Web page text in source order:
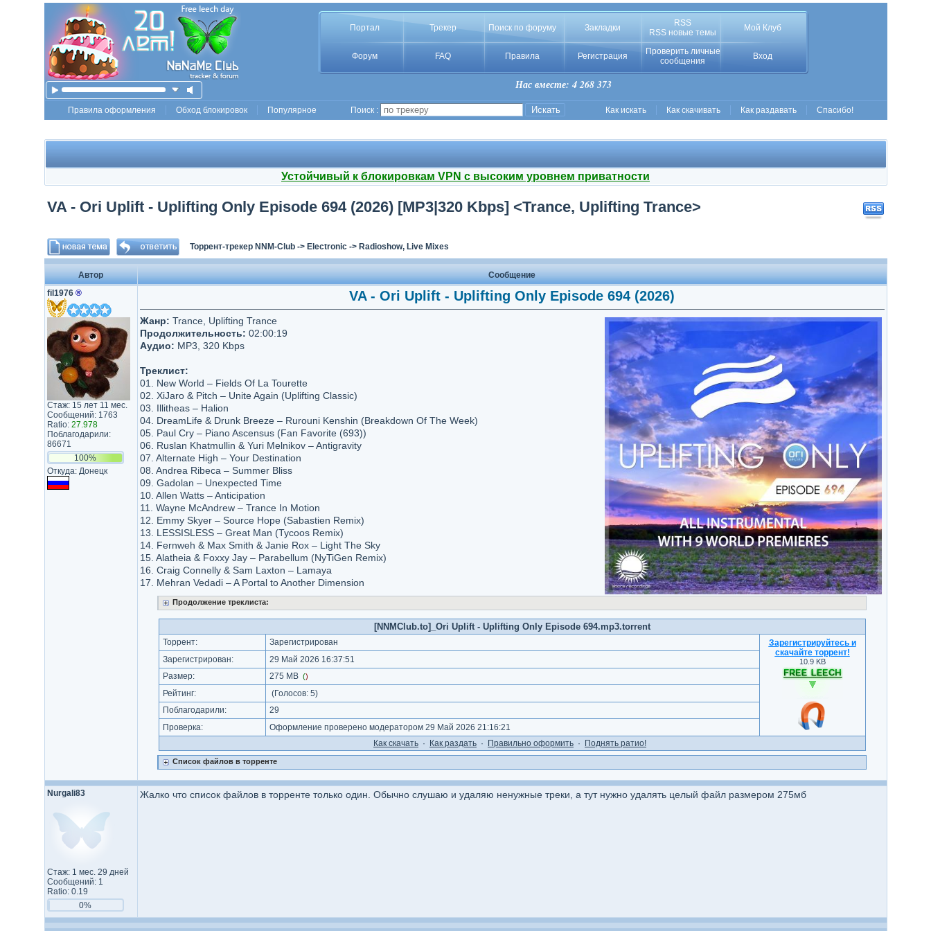
Портал Трекер Поиск по форуму Закладки
RSS
RSS новые темы
Мой Клуб
Форум FAQ Правила Регистрация
Проверить личные
сообщения
Вход
Нас вместе: 4 268 373
Правила оформления Обход блокировок Популярное Поиск : Как искать Как скачивать Как раздавать Спасибо!
Устойчивый к блокировкам VPN с высоким уровнем приватности
VA - Ori Uplift - Uplifting Only Episode 694 (2026) [MP3|320 Kbps] <Trance, Uplifting Trance>
Торрент-трекер NNM-Club-> Electronic-> Radioshow, Live Mixes
Автор
Сообщение
fil1976 ®
Стаж: 15 лет 11 мес.
Сообщений: 1763
Ratio: 27.978
Поблагодарили:
86671
100%
Откуда: Донецк
VA - Ori Uplift - Uplifting Only Episode 694 (2026)
Жанр: Trance, Uplifting Trance
Продолжительность: 02:00:19
Аудио: MP3, 320 Kbps
Треклист:
01. New World – Fields Of La Tourette
02. XiJaro & Pitch – Unite Again (Uplifting Classic)
03. Illitheas – Halion
04. DreamLife & Drunk Breeze – Rurouni Kenshin (Breakdown Of The Week)
05. Paul Cry – Piano Ascensus (Fan Favorite (693))
06. Ruslan Khatmullin & Yuri Melnikov – Antigravity
07. Alternate High – Your Destination
08. Andrea Ribeca – Summer Bliss
09. Gadolan – Unexpected Time
10. Allen Watts – Anticipation
11. Wayne McAndrew – Trance In Motion
12. Emmy Skyer – Source Hope (Sabastien Remix)
13. LESSISLESS – Great Man (Tycoos Remix)
14. Fernweh & Max Smith & Janie Rox – Light The Sky
15. Alatheia & Foxxy Jay – Parabellum (NyTiGen Remix)
16. Craig Connelly & Sam Laxton – Lamaya
17. Mehran Vedadi – A Portal to Another Dimension
Продолжение треклиста:
[NNMClub.to]_Ori Uplift - Uplifting Only Episode 694.mp3.torrent
Торрент: Зарегистрирован
Зарегистрируйтесь и
скачайте торрент!
10.9 KB
Зарегистрирован:
29 Май 2026 16:37:51
Размер:
275 MB ()
Рейтинг: (Голосов: 5)
Поблагодарили:
29
Проверка:
Оформление проверено модератором 29 Май 2026 21:16:21
Как cкачать · Как раздать · Правильно оформить · Поднять ратио!
Список файлов в торренте
Nurgali83
Стаж: 1 мес. 29 дней
Сообщений: 1
Ratio: 0.19
0%
Жалко что список файлов в торренте только один. Обычно слушаю и удаляю ненужные треки, а тут нужно удалять целый файл размером 275мб